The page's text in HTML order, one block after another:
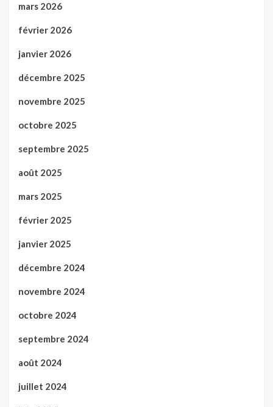
mars 2026
février 2026
janvier 2026
décembre 2025
novembre 2025
octobre 2025
septembre 2025
août 2025
mars 2025
février 2025
janvier 2025
décembre 2024
novembre 2024
octobre 2024
septembre 2024
août 2024
juillet 2024